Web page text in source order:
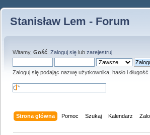
Stanisław Lem - Forum
Witamy, Gość Zaloguj się lub zarejestruj
Zaloguj się podając nazwę użytkownika, hasło i długość
Strona główna Pomoc Szukaj Kalendarz